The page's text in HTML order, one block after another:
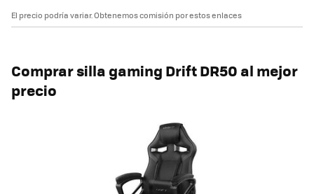
El precio podría variar. Obtenemos comisión por estos enlaces
Comprar silla gaming Drift DR50 al mejor
precio